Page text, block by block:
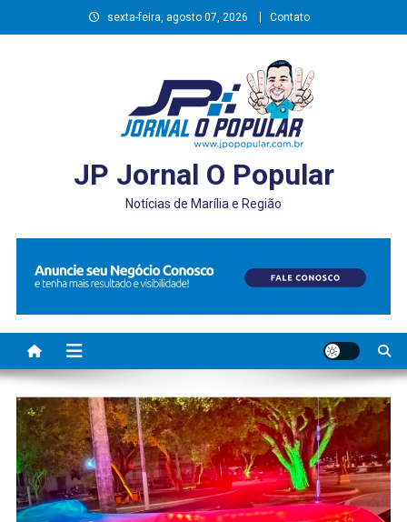
to
sexta-feira, agosto 07, 2026 Contato
JP Jornal O Popular
Notícias de Marília e Região